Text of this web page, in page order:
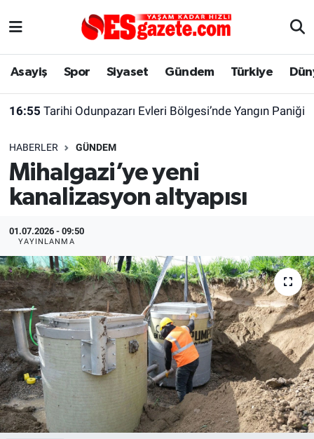
Asayiş Spor Siyaset Gündem Türkiye
16:55 Tarihi Odunpazarı Evleri Bölgesi’nde Yangın Paniği
HABERLER GÜNDEM
Mihalgazi’ye yeni
kanalizasyon altyapısı
01.07.2026 - 09:50
YAYINLANMA
Asayiş
Gündem
Türkiye
Dünya
Sağlık
Alış-Veriş/İş dünyası
Yaşam
Eskişehirspor Arşivi
Eskişehir Arşivi
Röportaj
Ekonomi
Kültür Sanat
Politika
Bilecik
Kütahya
Eskişehir Nöbetçi Eczaneler
Süper Lig Puan Durumu ve Fikstür
Tüm Manşetler
Son Dakika Haberleri
Haber Arşivi